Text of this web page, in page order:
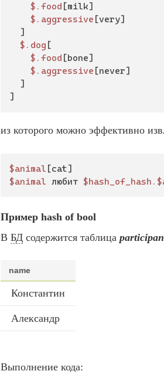
$.food [milk]
$.aggressive [very]
$.dog [
$.food [bone]
$.aggressive [never]
]
из которого можно эффективно
$animal
$animal любит $hash_of_hash.
Пример hash of bool
В БД содержится таблица
name
Константин
Александр
Выполнение кода: